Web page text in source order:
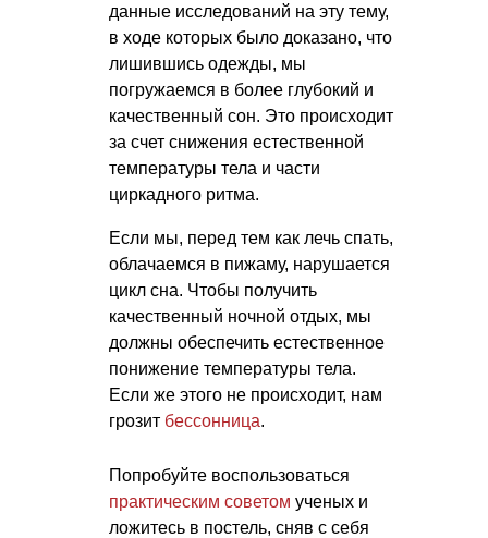
данные исследований на эту тему,
в ходе которых было доказано, что
лишившись одежды, мы
погружаемся в более глубокий и
качественный сон. Это происходит
за счет снижения естественной
температуры тела и части
циркадного ритма.
Если мы, перед тем как лечь спать,
облачаемся в пижаму, нарушается
цикл сна. Чтобы получить
качественный ночной отдых, мы
должны обеспечить естественное
понижение температуры тела.
Если же этого не происходит, нам
грозит бессонница.
Попробуйте воспользоваться
практическим советом ученых и
ложитесь в постель, сняв с себя